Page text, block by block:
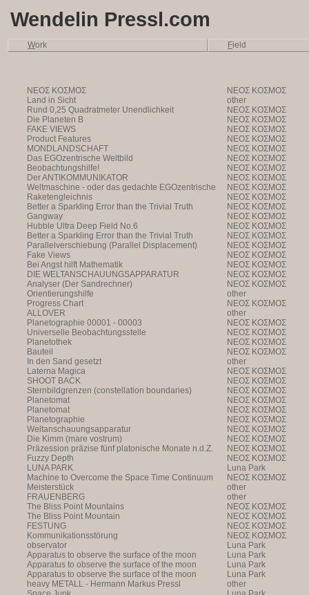
Wendelin Pressl.com
Work Field
NEOΣ KOΣMOΣ
NEOΣ KOΣMOΣ
Land in Sicht
other
Rund 0,25 Quadratmeter Unendlichkeit
NEOΣ KOΣMOΣ
Die Planeten B
NEOΣ KOΣMOΣ
FAKE VIEWS
NEOΣ KOΣMOΣ
Product Features
NEOΣ KOΣMOΣ
MONDLANDSCHAFT
NEOΣ KOΣMOΣ
Das EGOzentrische Weltbild
NEOΣ KOΣMOΣ
Beobachtungshilfe!
NEOΣ KOΣMOΣ
Der ANTIKOMMUNIKATOR
NEOΣ KOΣMOΣ
Weltmaschine - oder das gedachte EGOzentrische
Weltbild
NEOΣ KOΣMOΣ
Raketengleichnis
NEOΣ KOΣMOΣ
Better a Sparkling Error than the Trivial Truth
NEOΣ KOΣMOΣ
Gangway
NEOΣ KOΣMOΣ
Hubble Ultra Deep Field No.6
NEOΣ KOΣMOΣ
Better a Sparkling Error than the Trivial Truth
NEOΣ KOΣMOΣ
Parallelverschiebung (Parallel Displacement)
NEOΣ KOΣMOΣ
Fake Views
NEOΣ KOΣMOΣ
Bei Angst hilft Mathematik
NEOΣ KOΣMOΣ
DIE WELTANSCHAUUNGSAPPARATUR
NEOΣ KOΣMOΣ
Analyser (Der Sandrechner)
NEOΣ KOΣMOΣ
Orientierungshilfe
other
Progress Chart
NEOΣ KOΣMOΣ
ALLOVER
other
Planetographie 00001 - 00003
NEOΣ KOΣMOΣ
Universelle Beobachtungsstelle
NEOΣ KOΣMOΣ
Planetothek
NEOΣ KOΣMOΣ
Bauteil
NEOΣ KOΣMOΣ
In den Sand gesetzt
other
Laterna Magica
NEOΣ KOΣMOΣ
SHOOT BACK
NEOΣ KOΣMOΣ
Sternbildgrenzen (constellation boundaries)
NEOΣ KOΣMOΣ
Planetomat
NEOΣ KOΣMOΣ
Planetomat
NEOΣ KOΣMOΣ
Planetographie
NEOΣ KOΣMOΣ
Weltanschauungsapparatur
NEOΣ KOΣMOΣ
Die Kimm (mare vostrum)
NEOΣ KOΣMOΣ
Präzession präzise fünf platonische Monate n.d.Z.
NEOΣ KOΣMOΣ
Fuzzy Depth
NEOΣ KOΣMOΣ
LUNA PARK
Luna Park
Machine to Overcome the Space Time Continuum
NEOΣ KOΣMOΣ
Meisterstück
other
FRAUENBERG
other
The Bliss Point Mountains
NEOΣ KOΣMOΣ
The Bliss Point Mountain
NEOΣ KOΣMOΣ
FESTUNG
NEOΣ KOΣMOΣ
Kommunikationsstörung
NEOΣ KOΣMOΣ
observator
Luna Park
Apparatus to observe the surface of the moon
Luna Park
Apparatus to observe the surface of the moon
Luna Park
Apparatus to observe the surface of the moon
Luna Park
heavy METALL - Hermann Markus Pressl
other